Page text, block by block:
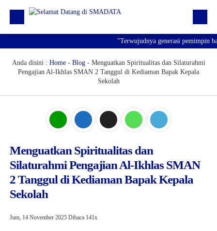
Profil
Prestasi
"Terwujudnya generasi pemimpin
Anda disini : Home- Blog- Menguatkan Spiritualitas dan Silaturahmi
Pengajian Al-Ikhlas SMAN 2 Tanggul di Kediaman Bapak Kepala
Sekolah
Menguatkan Spiritualitas dan
Silaturahmi Pengajian Al-Ikhlas SMAN
2 Tanggul di Kediaman Bapak Kepala
Sekolah
Jum, 14 November 2025 Dibaca 141x